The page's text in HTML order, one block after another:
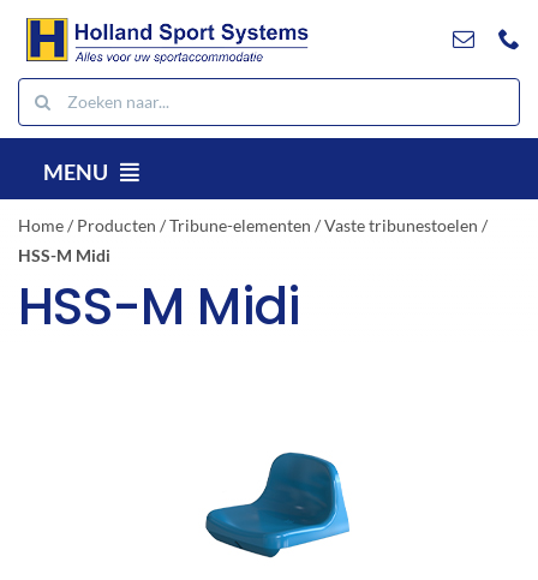
inhoud
Zoeken
naar:
MENU
NL
Producten
Projecten
Home/ Producten /Tribune-elementen /Vaste tribunestoelen /
HSS-M Midi
HSS-M Midi